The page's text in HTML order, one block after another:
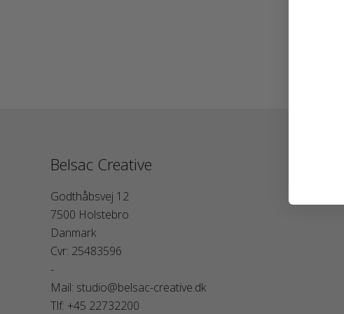
Belsac Creative
Godthåbsvej 12
7500 Holstebro
Danmark
Cvr: 25483596
-
Mail: studio@belsac-creative.dk
Tlf: +45 22732200